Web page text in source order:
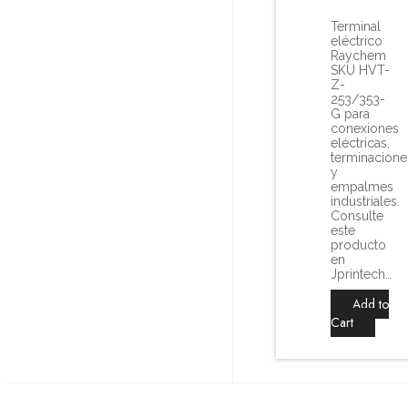
Terminal
eléctrico
Raychem
SKU HVT-
Z-
253/353-
G para
conexiones
eléctricas,
y
empalmes
industriales.
Consulte
este
producto
en
Jprintech…
Add to
Cart